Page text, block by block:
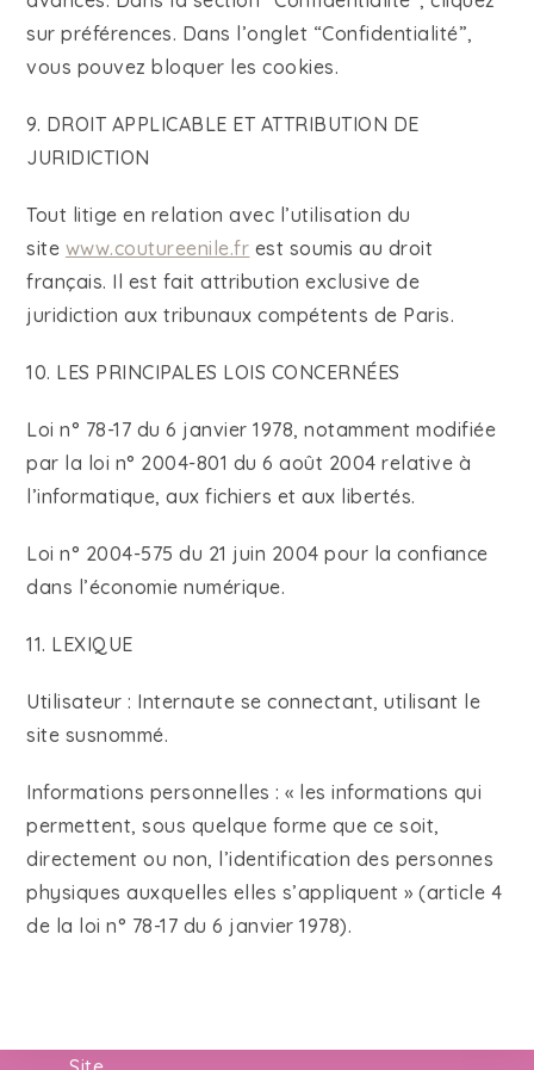
sur préférences. Dans l’onglet “Confidentialité”,
vous pouvez bloquer les cookies.
9. DROIT APPLICABLE ET ATTRIBUTION DE
JURIDICTION
Tout litige en relation avec l’utilisation du
site www.coutureenile.fr est soumis au droit
français. Il est fait attribution exclusive de
juridiction aux tribunaux compétents de Paris.
10. LES PRINCIPALES LOIS CONCERNÉES
Loi n° 78-17 du 6 janvier 1978, notamment modifiée
par la loi n° 2004-801 du 6 août 2004 relative à
l’informatique, aux fichiers et aux libertés.
Loi n° 2004-575 du 21 juin 2004 pour la confiance
dans l’économie numérique.
11. LEXIQUE
Utilisateur : Internaute se connectant, utilisant le
site susnommé.
Informations personnelles : « les informations qui
permettent, sous quelque forme que ce soit,
directement ou non, l’identification des personnes
physiques auxquelles elles s’appliquent » (article 4
de la loi n° 78-17 du 6 janvier 1978).